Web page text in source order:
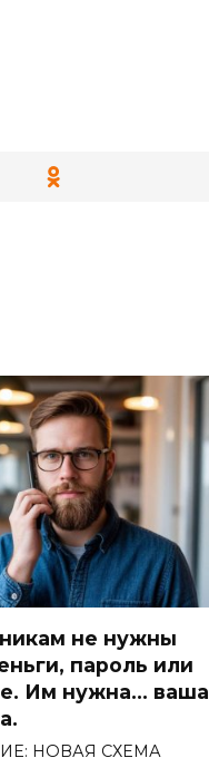
не нужны
пароль или
Им нужна… ваша
НОВАЯ СХЕМА